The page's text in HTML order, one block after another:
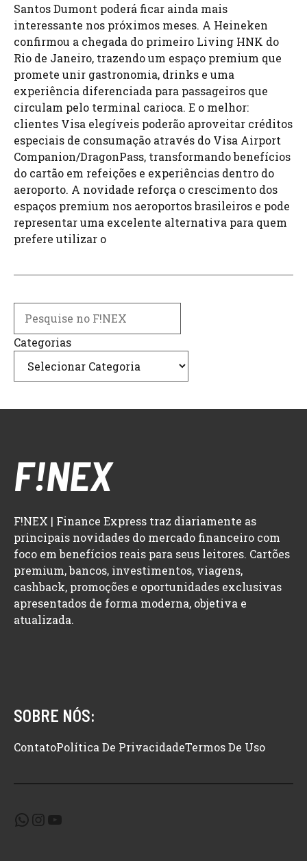
Santos Dumont poderá ficar ainda mais
interessante nos próximos meses. A Heineken
confirmou a chegada do primeiro Living HNK do
Rio de Janeiro, trazendo um espaço premium que
promete unir gastronomia, drinks e uma
experiência diferenciada para passageiros que
circulam pelo terminal carioca. E o melhor:
clientes Visa elegíveis poderão aproveitar créditos
especiais de consumação através do Visa Airport
Companion/DragonPass, transformando benefícios
do cartão em refeições e experiências dentro do
aeroporto. A novidade reforça o crescimento dos
espaços premium nos aeroportos brasileiros e pode
representar uma excelente alternativa para quem
prefere utilizar o
Categorias
F!NEX
F!NEX | Finance Express traz diariamente as
principais novidades do mercado financeiro com
foco em benefícios reais para seus leitores. Cartões
premium, bancos, investimentos, viagens,
cashback, promoções e oportunidades exclusivas
apresentados de forma moderna, objetiva e
atualizada.
SOBRE NÓS:
ContatoPolítica De PrivacidadeTermos De Uso
WhatsApp
Instagram
Youtube